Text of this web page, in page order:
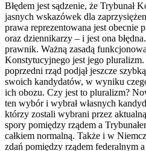
Błędem jest sądzenie, że Trybunał
jasnych wskazówek dla
prawa reprezentowana jest
oraz dziennikarzy – i jest ona
prawnik. Ważną zasadą
Konstytucyjnego jest jego
poprzedni rząd podjął jeszcze
swoich kandydatów, w wyniku
ich obozu. Czy jest to pluralizm?
ten wybór i wybrał własnych
którzy zostali wybrani przez
spory pomiędzy rządem a
całkiem normalną. Także i w
zdań pomiędzy rządem federalnym